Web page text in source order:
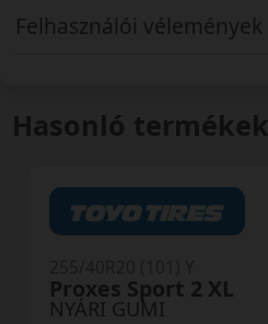
Felhasználói vélemények
Hasonló termékek
NYÁRI GUMI
Proxes Sport 2 XL